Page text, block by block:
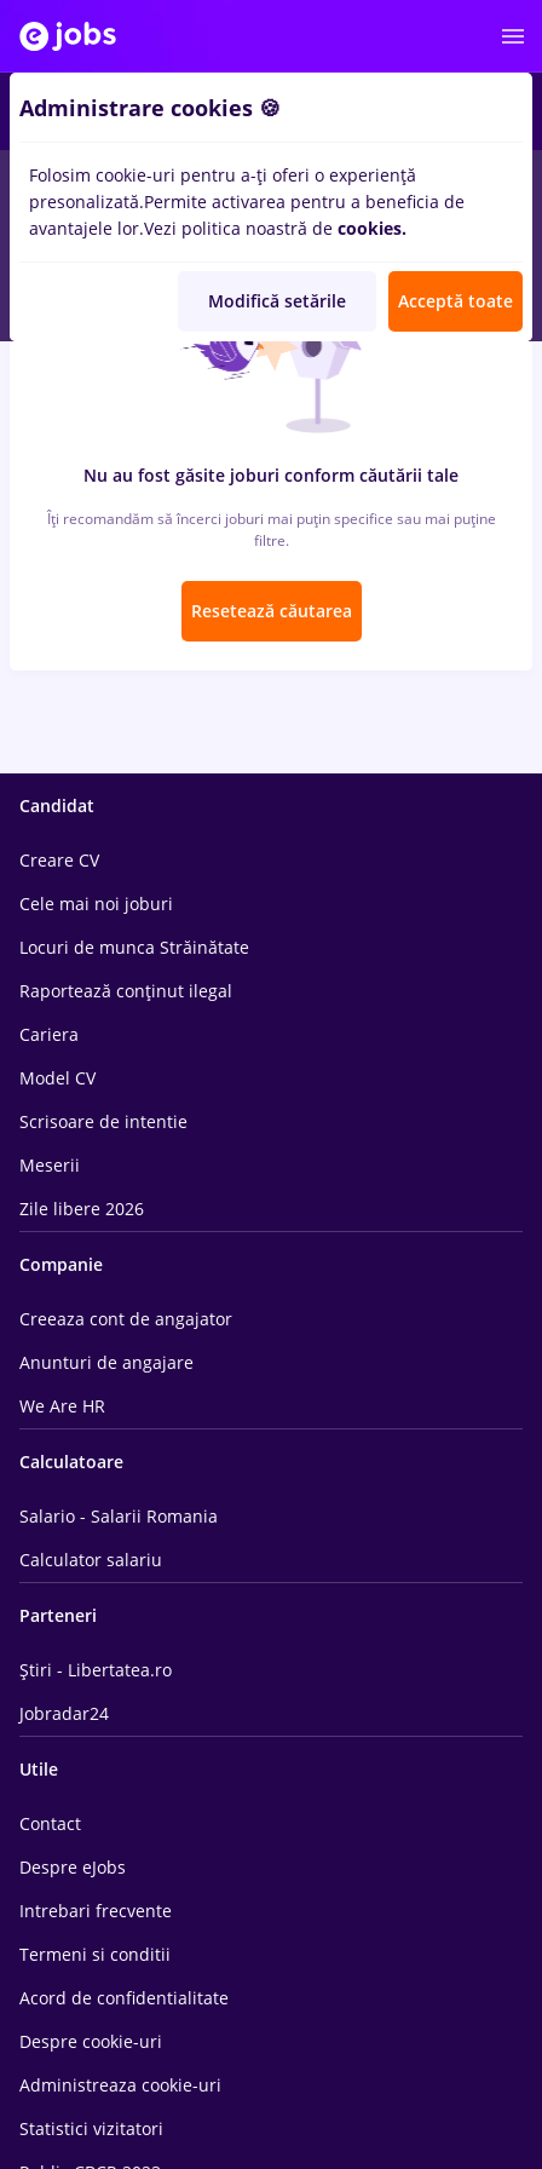
locuri de muncapull bear in TimisoarapentruStudent, Fara
experientainBanci, Medicina / Sanatate
Nu au fost găsite joburi conform căutării tale
Îți recomandăm să încerci joburi mai puțin specifice sau mai puține
filtre.
Resetează căutarea
Candidat
Creare CV
Cele mai noi joburi
Locuri de munca Străinătate
Raportează conținut ilegal
Cariera
Model CV
Scrisoare de intentie
Meserii
Zile libere 2026
Companie
Creeaza cont de angajator
Anunturi de angajare
We Are HR
Calculatoare
Salario - Salarii Romania
Calculator salariu
Parteneri
Știri - Libertatea.ro
Jobradar24
Utile
Contact
Despre eJobs
Intrebari frecvente
Termeni si conditii
Acord de confidentialitate
Despre cookie-uri
Administreaza cookie-uri
Statistici vizitatori
Administrare cookies 🍪
Folosim cookie-uri pentru a-ți oferi o experiență
presonalizată.Permite activarea pentru a beneficia de
avantajele lor.Vezi politica noastră de cookies.
Modifică setările Acceptă toate